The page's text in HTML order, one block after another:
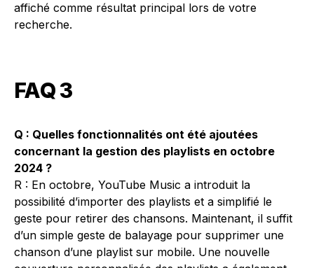
affiché comme résultat principal lors de votre
recherche.
FAQ 3
Q : Quelles fonctionnalités ont été ajoutées
concernant la gestion des playlists en octobre
2024 ?
R : En octobre, YouTube Music a introduit la
possibilité d’importer des playlists et a simplifié le
geste pour retirer des chansons. Maintenant, il suffit
d’un simple geste de balayage pour supprimer une
chanson d’une playlist sur mobile. Une nouvelle